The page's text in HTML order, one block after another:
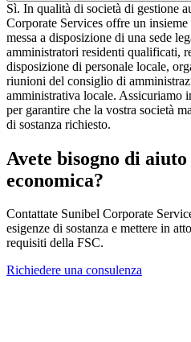
Sì. In qualità di società di gestione
Corporate Services offre un
messa a disposizione di una sede
amministratori residenti qualificati,
disposizione di personale locale,
riunioni del consiglio di
amministrativa locale. Assicuriamo
per garantire che la vostra società
di sostanza richiesto.
Avete bisogno di
economica?
Contattate Sunibel Corporate
esigenze di sostanza e mettere in
requisiti della FSC.
Richiedere una consulenza